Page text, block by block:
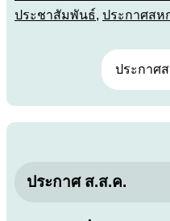
ประชาสัมพันธ์, ประกาศส
ประกาศ
ประกาศ ส.ส.ค.